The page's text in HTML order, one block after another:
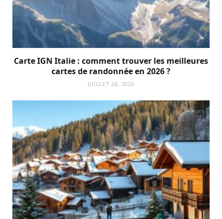
Carte IGN Italie : comment trouver les meilleures
cartes de randonnée en 2026 ?
JUILLET 28, 2026